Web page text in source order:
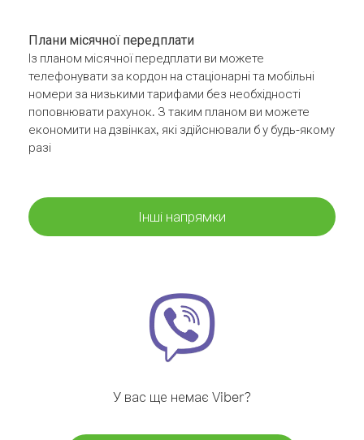
Плани місячної передплати
Із планом місячної передплати ви можете
телефонувати за кордон на стаціонарні та мобільні
номери за низькими тарифами без необхідності
поповнювати рахунок. З таким планом ви можете
економити на дзвінках, які здійснювали б у будь-якому
разі
Інші напрямки
У вас ще немає Viber?